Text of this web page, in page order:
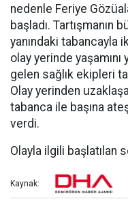
nedenle Feriye
başladı. Tartışmanın
yanındaki tabancayla
olay yerinde
gelen sağlık ekipleri
Olay yerinden
tabanca ile başına
verdi.
Olayla ilgili başlatılan
Kaynak: